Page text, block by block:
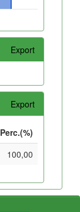
Export
Export
Perc.(%)
100,00